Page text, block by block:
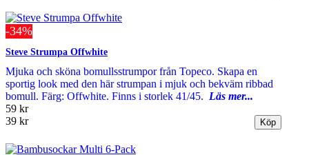
-34%
Steve Strumpa Offwhite
Mjuka och sköna bomullsstrumpor från Topeco. Skapa en
sportig look med den här strumpan i mjuk och bekväm ribbad
bomull. Färg: Offwhite. Finns i storlek 41/45. Läs mer...
59 kr
39 kr